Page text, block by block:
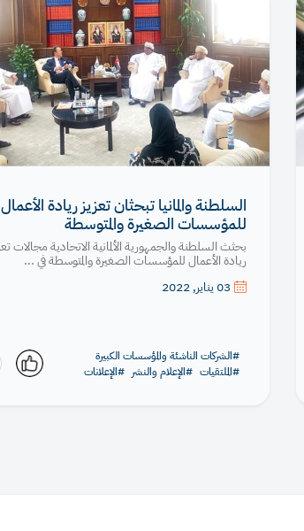
السلطنة والمانيا تبحثان تعزيز ريادة الأعمال
للمؤسسات الصغيرة والمتوسطة
بحثث السلطنة والجمهورية الألمانية الاتحادية مجالات
ريادة الأعمال للمؤسسات الصغيرة والمتوسطة في ...
03 يناير, 2022
#الشركات الناشئة والمؤسسات الكبيرة
#الملتقيات #الإعلام والنشر #الإعلانات